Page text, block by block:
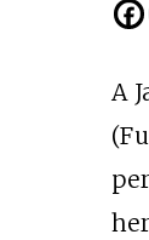
A